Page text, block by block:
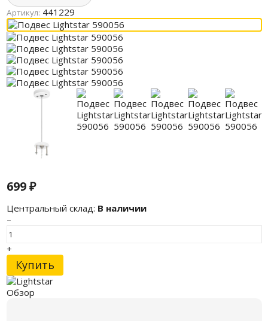
Артикул: 441229
699₽
Центральный склад: В наличии
–
+
Купить
Обзор